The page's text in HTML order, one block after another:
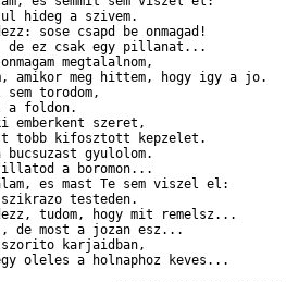
hideg a szivem.
sose csapd be onmagad!
de ez csak egy pillanat...
megtalalnom,
amikor meg hittem, hogy igy a jo.
torodom,
a foldon.
emberkent szeret,
tobb kifosztott kepzelet.
gyulolom.
illatod a boromon...
es mast Te sem viszel el:
testeden.
tudom, hogy mit remelsz...
de most a jozan esz...
szorito karjaidban,
oleles a holnaphoz keves...